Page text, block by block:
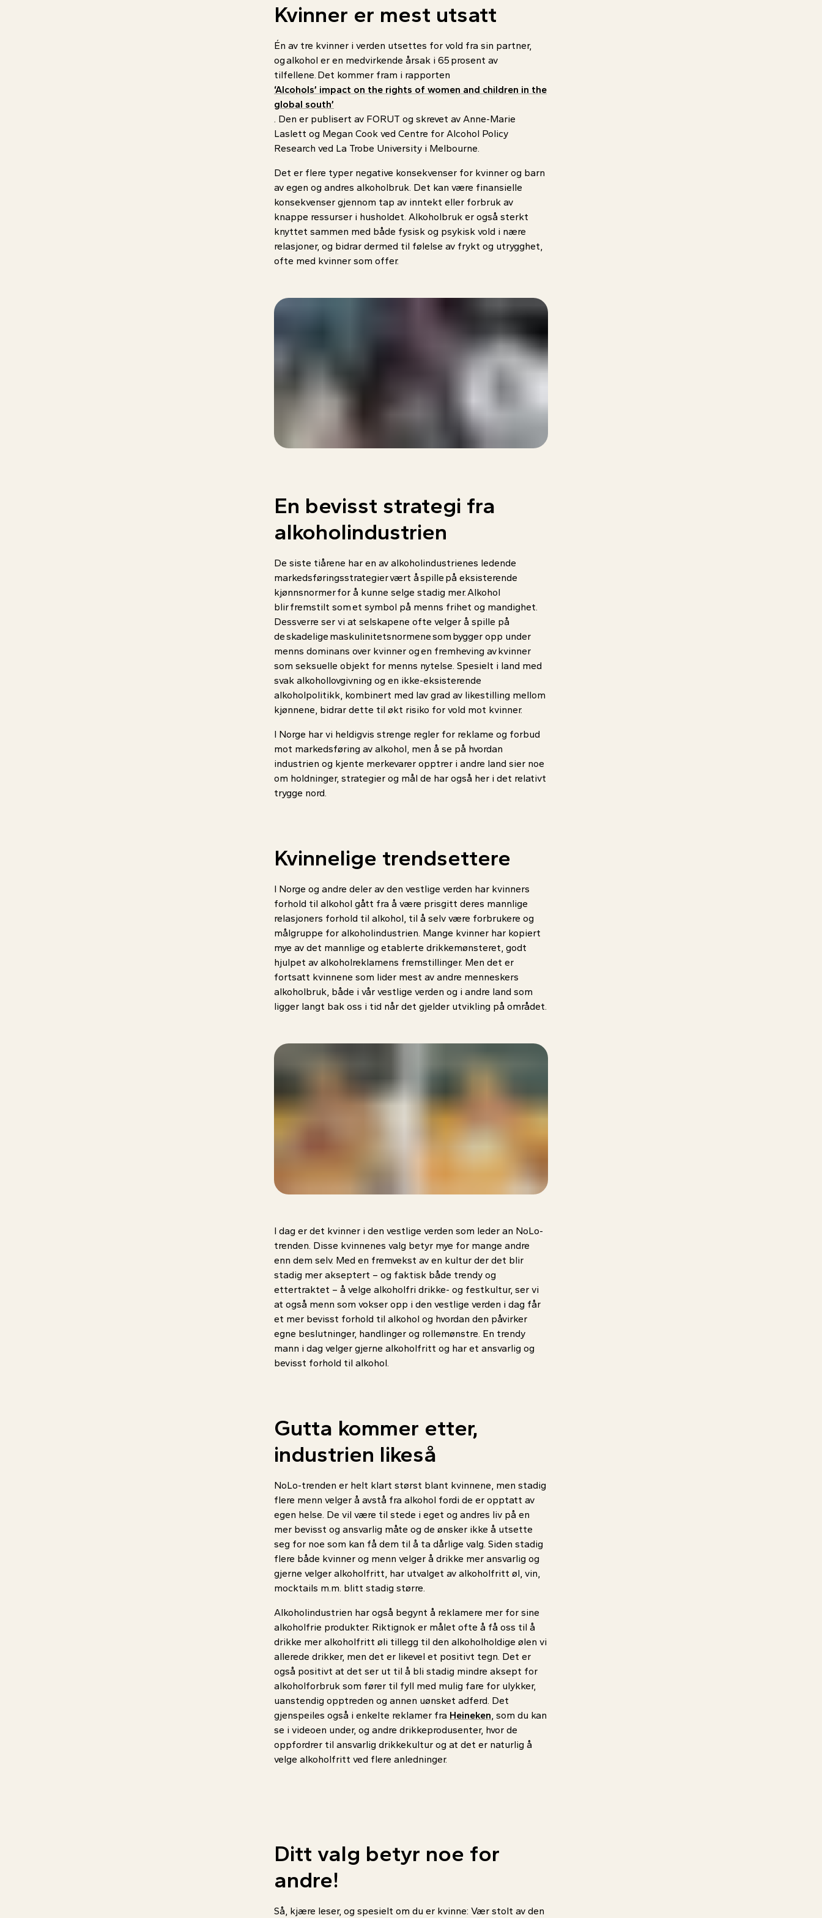
Kvinner er mest utsatt
Én av tre kvinner i verden utsettes for vold fra sin partner,
og alkohol er en medvirkende årsak i 65 prosent av
tilfellene. Det kommer fram i rapporten
‘Alcohols’ impact on the rights of women and children in the
global south’
. Den er publisert av FORUT og skrevet av Anne-Marie
Laslett og Megan Cook ved Centre for Alcohol Policy
Research ved La Trobe University i Melbourne.
Det er flere typer negative konsekvenser for kvinner og barn
av egen og andres alkoholbruk. Det kan være finansielle
konsekvenser gjennom tap av inntekt eller forbruk av
knappe ressurser i husholdet. Alkoholbruk er også sterkt
knyttet sammen med både fysisk og psykisk vold i nære
relasjoner, og bidrar dermed til følelse av frykt og utrygghet,
ofte med kvinner som offer.
En bevisst strategi fra
alkoholindustrien
De siste tiårene har en av alkoholindustrienes ledende
markedsføringsstrategier vært å spille på eksisterende
kjønnsnormer for å kunne selge stadig mer. Alkohol
blir fremstilt som et symbol på menns frihet og mandighet.
Dessverre ser vi at selskapene ofte velger å spille på
de skadelige maskulinitetsnormene som bygger opp under
menns dominans over kvinner og en fremheving av kvinner
som seksuelle objekt for menns nytelse. Spesielt i land med
svak alkohollovgivning og en ikke-eksisterende
alkoholpolitikk, kombinert med lav grad av likestilling mellom
kjønnene, bidrar dette til økt risiko for vold mot kvinner.
I Norge har vi heldigvis strenge regler for reklame og forbud
mot markedsføring av alkohol, men å se på hvordan
industrien og kjente merkevarer opptrer i andre land sier noe
om holdninger, strategier og mål de har også her i det relativt
trygge nord.
Kvinnelige trendsettere
I Norge og andre deler av den vestlige verden har kvinners
forhold til alkohol gått fra å være prisgitt deres mannlige
relasjoners forhold til alkohol, til å selv være forbrukere og
målgruppe for alkoholindustrien. Mange kvinner har kopiert
mye av det mannlige og etablerte drikkemønsteret, godt
hjulpet av alkoholreklamens fremstillinger. Men det er
fortsatt kvinnene som lider mest av andre menneskers
alkoholbruk, både i vår vestlige verden og i andre land som
ligger langt bak oss i tid når det gjelder utvikling på området.
I dag er det kvinner i den vestlige verden som leder an NoLo-
trenden. Disse kvinnenes valg betyr mye for mange andre
enn dem selv. Med en fremvekst av en kultur der det blir
stadig mer akseptert – og faktisk både trendy og
ettertraktet – å velge alkoholfri drikke- og festkultur, ser vi
at også menn som vokser opp i den vestlige verden i dag får
et mer bevisst forhold til alkohol og hvordan den påvirker
egne beslutninger, handlinger og rollemønstre. En trendy
mann i dag velger gjerne alkoholfritt og har et ansvarlig og
bevisst forhold til alkohol.
Gutta kommer etter,
industrien likeså
NoLo-trenden er helt klart størst blant kvinnene, men stadig
flere menn velger å avstå fra alkohol fordi de er opptatt av
egen helse. De vil være til stede i eget og andres liv på en
mer bevisst og ansvarlig måte og de ønsker ikke å utsette
seg for noe som kan få dem til å ta dårlige valg. Siden stadig
flere både kvinner og menn velger å drikke mer ansvarlig og
gjerne velger alkoholfritt, har utvalget av alkoholfritt øl, vin,
mocktails m.m. blitt stadig større.
Alkoholindustrien har også begynt å reklamere mer for sine
alkoholfrie produkter. Riktignok er målet ofte å få oss til å
drikke mer alkoholfritt øli tillegg til den alkoholholdige ølen vi
allerede drikker, men det er likevel et positivt tegn. Det er
også positivt at det ser ut til å bli stadig mindre aksept for
alkoholforbruk som fører til fyll med mulig fare for ulykker,
uanstendig opptreden og annen uønsket adferd. Det
gjenspeiles også i enkelte reklamer fra Heineken , som du kan
se i videoen under, og andre drikkeprodusenter, hvor de
oppfordrer til ansvarlig drikkekultur og at det er naturlig å
velge alkoholfritt ved flere anledninger.
Ditt valg betyr noe for
andre!
Så, kjære leser, og spesielt om du er kvinne: Vær stolt av den